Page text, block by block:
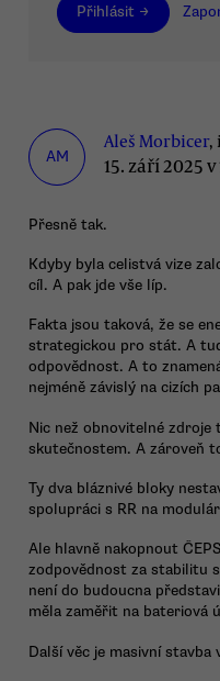
Přihlásit →
AM
Aleš Morbicer,
15. září 2025 v
Přesně tak.
Kdyby byla celistvá vize
cíl. A pak jde vše líp.
Fakta jsou taková, že se
strategickou pro stát. A
odpovědnost. A to
nejméně závislý na cizích
Nic než obnovitelné
skutečnostem. A zároveň
Ty dva bláznivé bloky
spolupráci s RR na
Ale hlavně nakopnout
zodpovědnost za stabilitu
není do budoucna
měla zaměřit na bateriová
Další věc je masivní